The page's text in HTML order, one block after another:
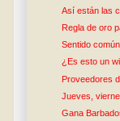
Así están las
Regla de oro
Sentido común
¿Es esto un
Proveedores
Jueves,
Gana